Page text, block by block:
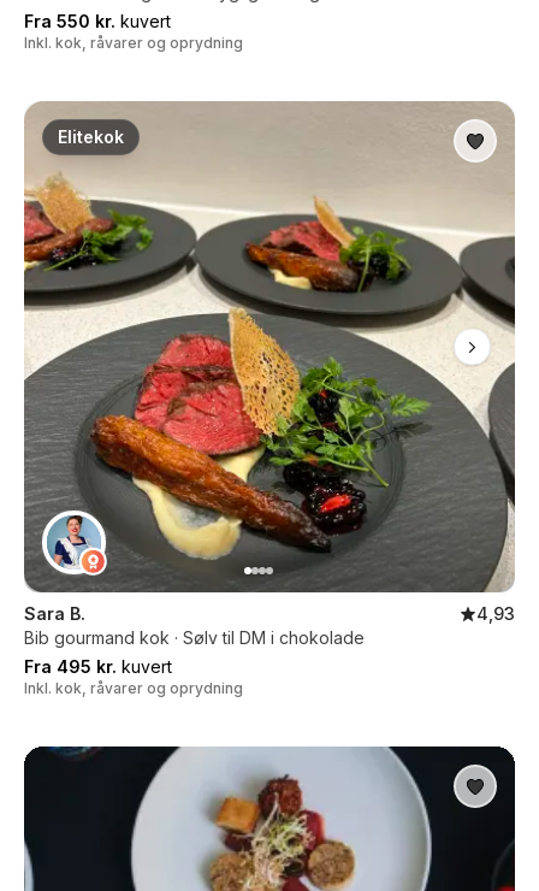
Fra 550 kr. kuvert
Inkl. kok, råvarer og oprydning
Elitekok
Sara B.
4,93
Bib gourmand kok · Sølv til DM i chokolade
Fra 495 kr. kuvert
Inkl. kok, råvarer og oprydning